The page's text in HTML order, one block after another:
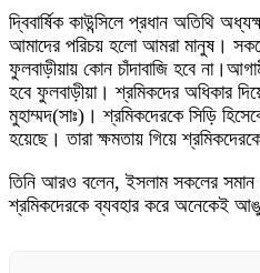
দ্বিবার্ষিক কাউন্সিলে প্রধান অতিথি
আমাদের পরিচয় হলো আমরা মানুষ।
ফুলবাড়ীয়ায় কোন চাঁদাবাজি হবে
হবে ফুলবাড়ীয়া। শ্রমিকদের অধিকার
মুহাম্মদ(সাঃ)। শ্রমিকদেরকে সিড়ি
হয়েছে। তারা ক্ষমতায় গিয়ে
তিনি আরও বলেন, ইসলাম সকলের
শ্রমিকদেরকে ব্যবহার করে অনেকেই